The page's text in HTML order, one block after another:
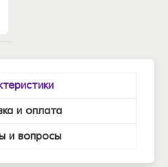
и оплата
и вопросы